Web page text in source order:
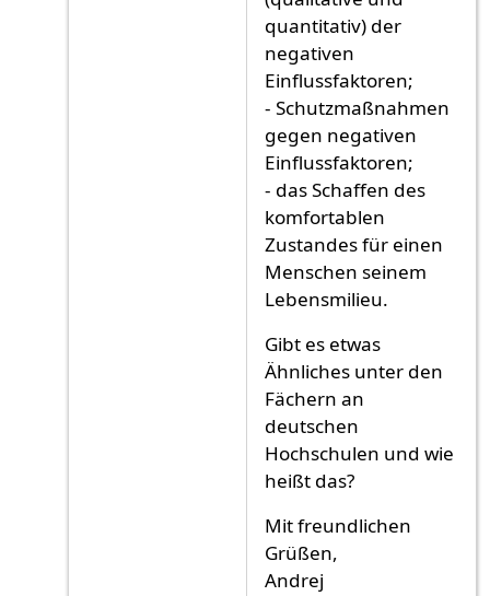
quantitativ) der
negativen
Einflussfaktoren;
- Schutzmaßnahmen
gegen negativen
Einflussfaktoren;
- das Schaffen des
komfortablen
Zustandes für einen
Menschen seinem
Lebensmilieu.
Gibt es etwas
Ähnliches unter den
Fächern an
deutschen
Hochschulen und wie
heißt das?
Mit freundlichen
Grüßen,
Andrej